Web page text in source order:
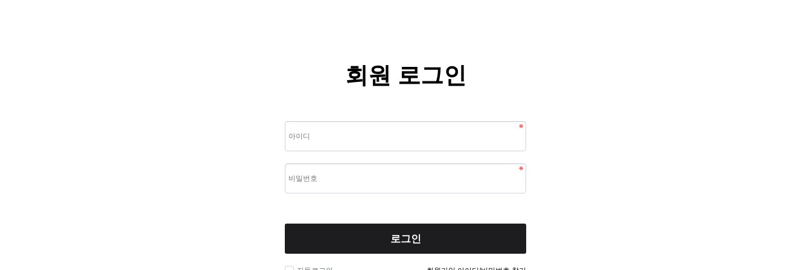
회원 로그인
로그인